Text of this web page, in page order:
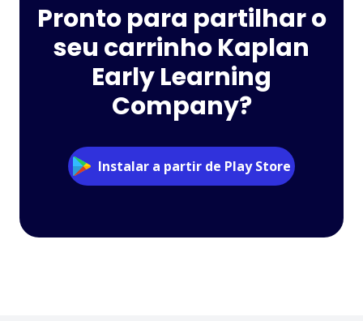
Pronto para partilhar o
seu carrinho Kaplan
Early Learning
Company?
Instalar a partir de Play Store